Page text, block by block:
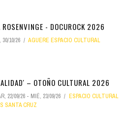
- DOCUROCK 2026
30/10/26 AGUERE ESPACIO CULTURAL
– OTOÑO CULTURAL 2026
22/09/26 - MIÉ, 23/09/26
ESPACIO CULTURAL
SANTA CRUZ